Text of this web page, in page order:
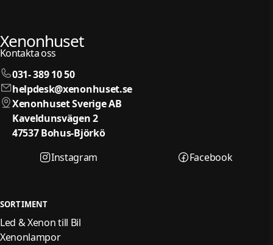
Xenonhuset
Kontakta oss
031- 389 10 50
helpdesk@xenonhuset.se
Xenonhuset Sverige AB
Kaveldunsvägen 2
47537 Bohus-Björkö
Instagram
Facebook
SORTIMENT
Led & Xenon till Bil
Xenonlampor